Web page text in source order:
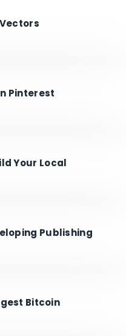
Pinterest
Your Local
Publishing
Bitcoin